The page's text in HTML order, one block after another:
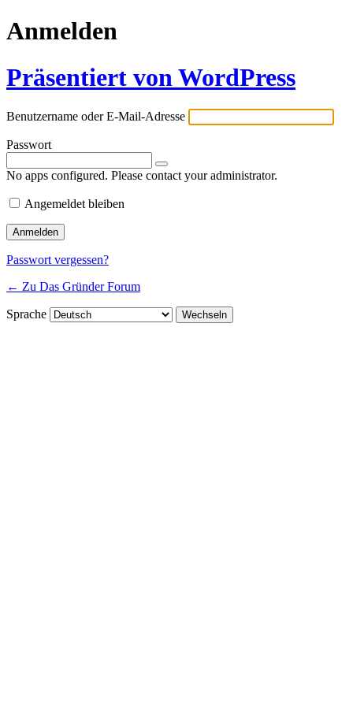
Anmelden
Präsentiert von WordPress
Benutzername oder E-Mail-Adresse
Passwort
No apps configured. Please contact your administrator.
Angemeldet bleiben
Passwort vergessen?
← Zu Das Gründer Forum
Sprache